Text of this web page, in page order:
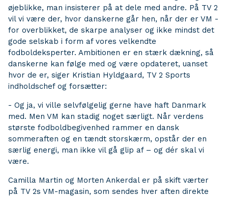
øjeblikke, man insisterer på at dele med andre. På TV 2
vil vi være der, hvor danskerne går hen, når der er VM -
for overblikket, de skarpe analyser og ikke mindst det
gode selskab i form af vores velkendte
fodboldeksperter. Ambitionen er en stærk dækning, så
danskerne kan følge med og være opdateret, uanset
hvor de er, siger Kristian Hyldgaard, TV 2 Sports
indholdschef og forsætter:
- Og ja, vi ville selvfølgelig gerne have haft Danmark
med. Men VM kan stadig noget særligt. Når verdens
største fodboldbegivenhed rammer en dansk
sommeraften og en tændt storskærm, opstår der en
særlig energi, man ikke vil gå glip af – og dér skal vi
være.
Camilla Martin og Morten Ankerdal er på skift værter
på TV 2s VM-magasin, som sendes hver aften direkte